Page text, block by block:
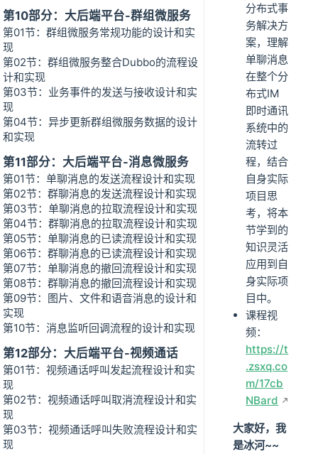
第10部分：大后端平台-群组微服务
第01节：群组微服务常规功能的设计和实
现
第02节：群组微服务整合Dubbo的流程设
计和实现
第03节：业务事件的发送与接收设计和实
现
第04节：异步更新群组微服务数据的设计
和实现
第11部分：大后端平台-消息微服务
第01节：单聊消息的发送流程设计和实现
第02节：群聊消息的发送流程设计和实现
第03节：单聊消息的拉取流程设计和实现
第04节：群聊消息的拉取流程设计和实现
第05节：单聊消息的已读流程设计和实现
第06节：群聊消息的已读流程设计和实现
第07节：单聊消息的撤回流程设计和实现
第08节：群聊消息的撤回流程设计和实现
第09节：图片、文件和语音消息的设计和
实现
第10节：消息监听回调流程的设计和实现
第12部分：大后端平台-视频通话
第01节：视频通话呼叫发起流程设计和实
现
第02节：视频通话呼叫取消流程设计和实
现
第03节：视频通话呼叫失败流程设计和实
现
分布式事
务解决方
案，理解
单聊消息
在整个分
布式IM
即时通讯
系统中的
流转过
程，结合
自身实际
项目思
考，将本
节学到的
知识灵活
应用到自
身实际项
目中。
课程视
频：
https://t
.zsxq.co
m/17cb
NBard
大家好，我
是冰河~~